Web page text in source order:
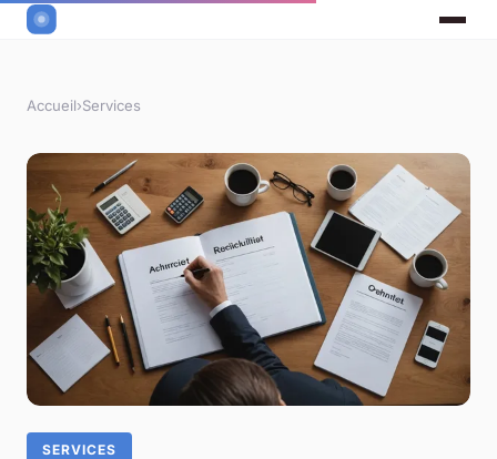
Accueil›Services
SERVICES